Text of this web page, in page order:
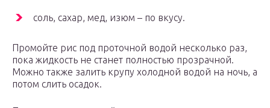
соль, сахар, мед, изюм – по вкусу.
Промойте рис под проточной водой несколько раз,
пока жидкость не станет полностью прозрачной.
Можно также залить крупу холодной водой на ночь, а
потом слить осадок.